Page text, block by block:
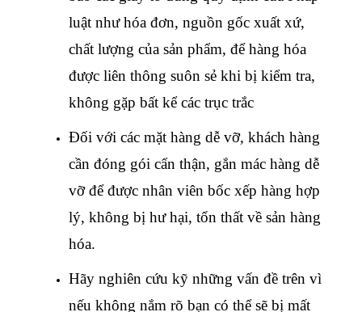
luật như hóa đơn, nguồn gốc xuất xứ,
chất lượng của sản phẩm, để hàng hóa
được liên thông suôn sẻ khi bị kiểm tra,
không gặp bất kể các trục trắc
Đối với các mặt hàng dễ vỡ, khách hàng
cần đóng gói cẩn thận, gắn mác hàng dễ
vỡ để được nhân viên bốc xếp hàng hợp
lý, không bị hư hại, tổn thất về sản hàng
hóa.
Hãy nghiên cứu kỹ những vấn đề trên vì
nếu không nắm rõ bạn có thể sẽ bị mất